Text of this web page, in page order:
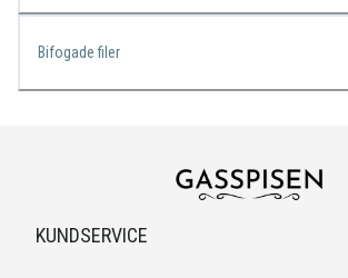
Bifogade filer
KUNDSERVICE